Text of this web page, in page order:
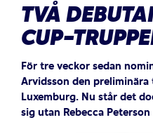
TVÅ
CUP-
För tre veckor sedan
Arvidsson den
Luxemburg. Nu står det
sig utan Rebecca